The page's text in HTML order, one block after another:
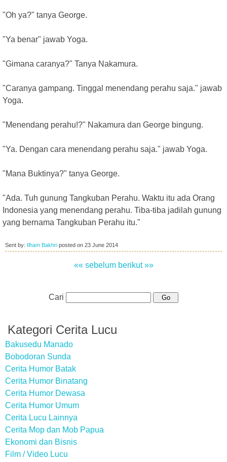
"Oh ya?" tanya George.
"Ya benar" jawab Yoga.
"Gimana caranya?" Tanya Nakamura.
"Caranya gampang. Tinggal menendang perahu saja." jawab
Yoga.
"Menendang perahu!?" Nakamura dan George bingung.
"Ya. Dengan cara menendang perahu saja." jawab Yoga.
"Mana Buktinya?" tanya George.
"Ada. Tuh gunung Tangkuban Perahu. Waktu itu ada Orang
Indonesia yang menendang perahu. Tiba-tiba jadilah gunung
yang bernama Tangkuban Perahu itu."
Sent by: Ilham Bakhri posted on 23 June 2014
«« sebelum berikut »»
Cari
Kategori Cerita Lucu
Bakusedu Manado
Bobodoran Sunda
Cerita Humor Batak
Cerita Humor Binatang
Cerita Humor Dewasa
Cerita Humor Umum
Cerita Lucu Lainnya
Cerita Mop dan Mob Papua
Ekonomi dan Bisnis
Film / Video Lucu